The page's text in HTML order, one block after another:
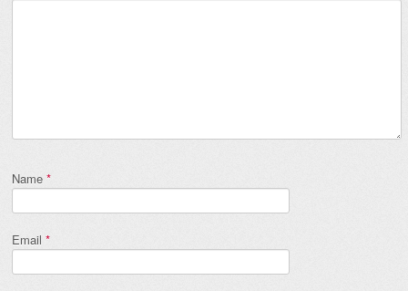
Name *
Email *